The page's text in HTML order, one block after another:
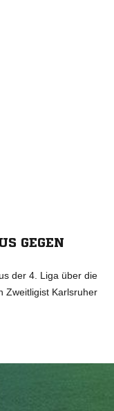
GEGEN
der 4. Liga über die
Zweitligist Karlsruher